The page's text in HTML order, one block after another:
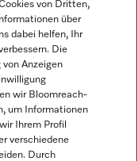
von Dritten,
über
dabei helfen, Ihr
Die
von Anzeigen
wir Bloomreach-
um Informationen
Ihrem Profil
verschiedene
Durch